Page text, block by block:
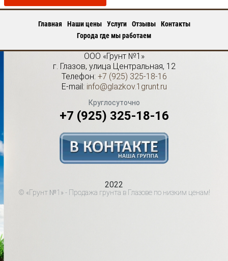
Главная Наши цены Услуги Отзывы
Контакты
Города где мы работаем
ООО «Грунт №1»
г. Глазов, улица Центральная, 12
Телефон: +7 (925) 325-18-16
E-mail: info@glazkov.1grunt.ru
Круглосуточно
+7 (925) 325-18-16
2022
© «Грунт №1» - Продажа грунта в Глазове по низким ценам!